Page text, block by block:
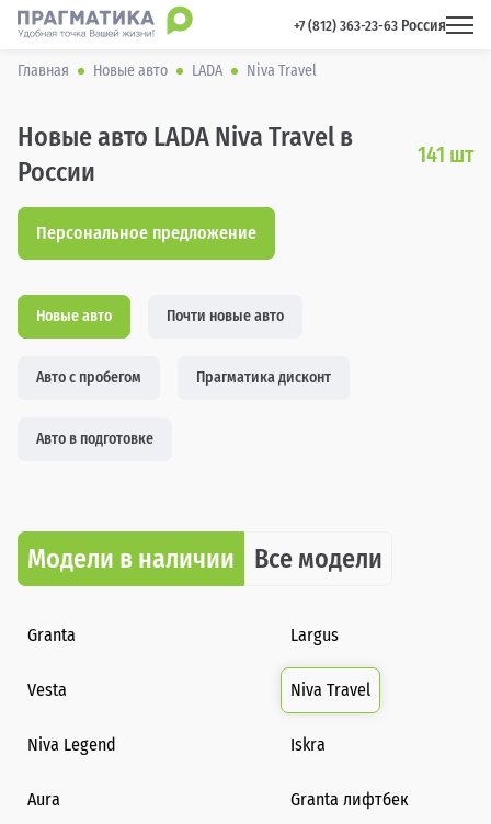
+7 (812) 363-23-63 Россия
Главная Новые авто LADA Niva Travel
Новые авто LADA Niva Travel в
России
141 шт
Персональное предложение
Новые авто Почти новые авто
Авто с пробегом Прагматика дисконт
Авто в подготовке
Модели в наличии Все модели
Granta Largus
Vesta Niva Travel
Niva Legend Iskra
Aura Granta лифтбек